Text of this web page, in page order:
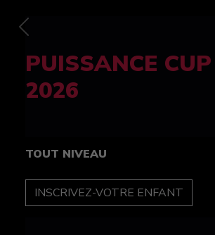
FELINE CUP
féminine
TOUT NIVEAU
INSCRIPTION
Previous